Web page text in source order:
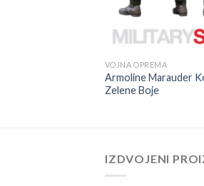
VOJNA OPREMA
Armoline Marauder
Zelene Boje
IZDVOJENI